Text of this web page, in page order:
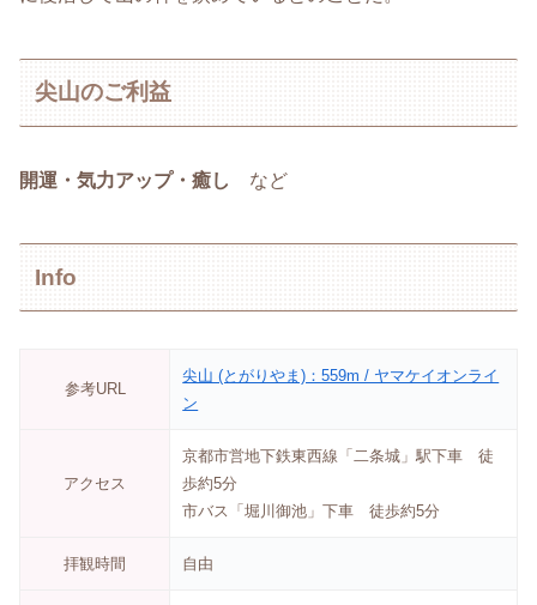
尖山のご利益
開運・気力アップ・癒し など
Info
参考URL
尖山 (とがりやま)：559m / ヤマケイオンライ
ン
アクセス
京都市営地下鉄東西線「二条城」駅下車 徒
歩約5分
市バス「堀川御池」下車 徒歩約5分
拝観時間 自由